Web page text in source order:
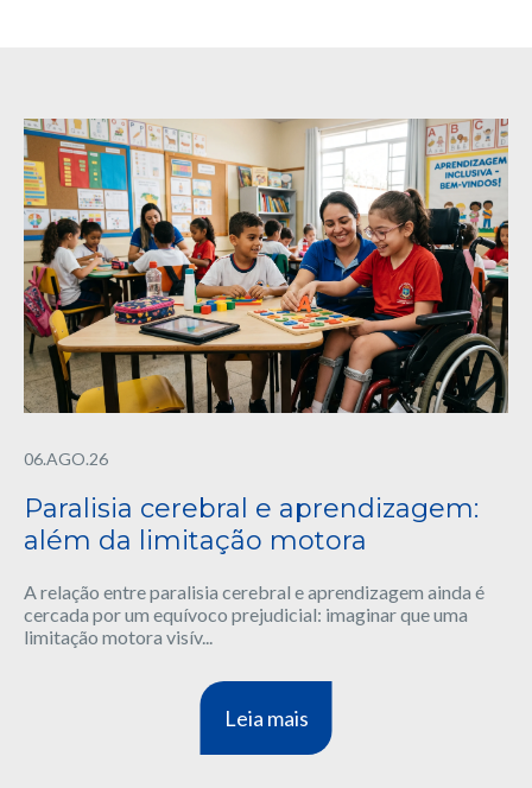
06.AGO.26
Paralisia cerebral e aprendizagem:
além da limitação motora
A relação entre paralisia cerebral e aprendizagem ainda é
cercada por um equívoco prejudicial: imaginar que uma
limitação motora visív...
Leia mais